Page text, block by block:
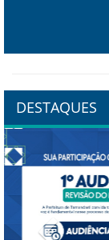
DESTAQUES